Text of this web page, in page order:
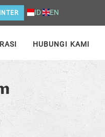
ID EN
HUBUNGI KAMI